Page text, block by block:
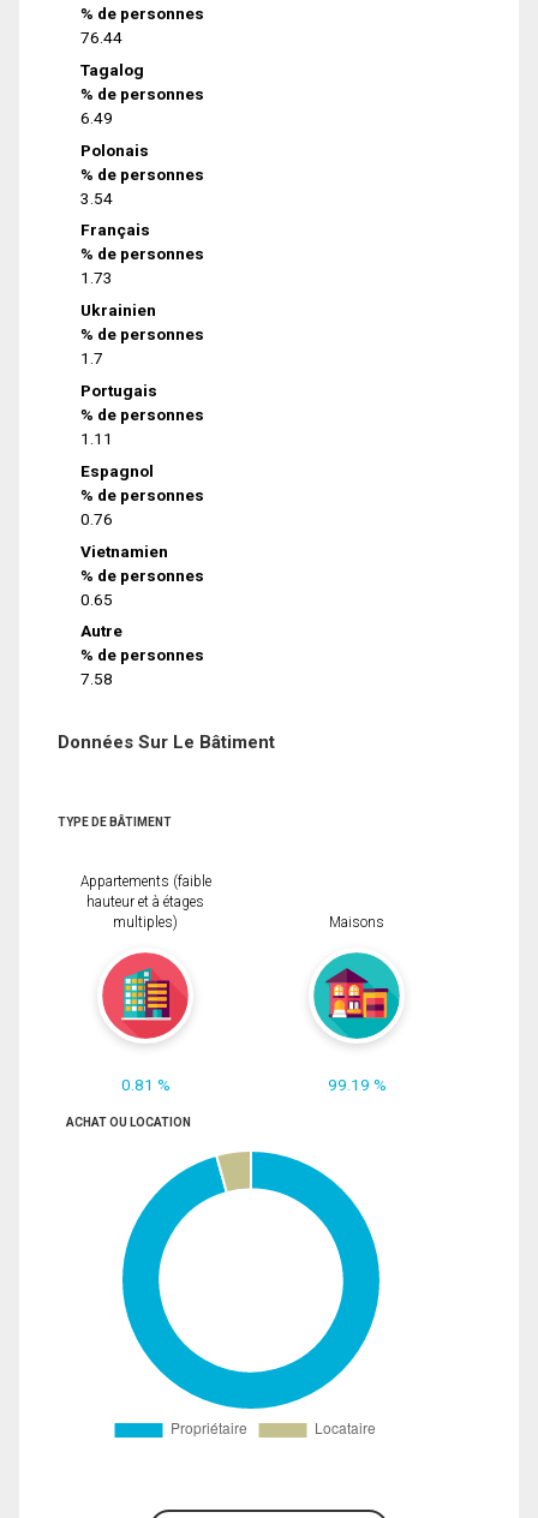
% de personnes
76.44
Tagalog
% de personnes
6.49
Polonais
% de personnes
3.54
Français
% de personnes
1.73
Ukrainien
% de personnes
1.7
Portugais
% de personnes
1.11
Espagnol
% de personnes
0.76
Vietnamien
% de personnes
0.65
Autre
% de personnes
7.58
Données Sur Le Bâtiment
TYPE DE BÂTIMENT
Appartements (faible
hauteur et à étages
multiples)
0.81 %
Maisons
99.19 %
ACHAT OU LOCATION